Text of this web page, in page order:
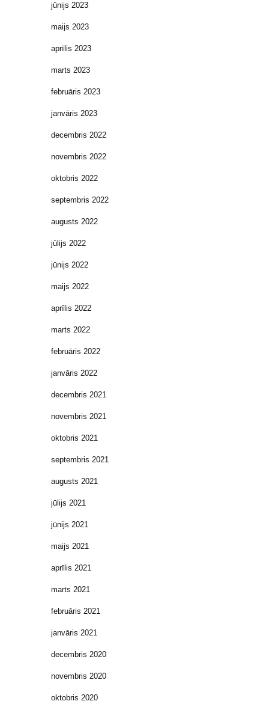
jūnijs 2023
maijs 2023
aprīlis 2023
marts 2023
februāris 2023
janvāris 2023
decembris 2022
novembris 2022
oktobris 2022
septembris 2022
augusts 2022
jūlijs 2022
jūnijs 2022
maijs 2022
aprīlis 2022
marts 2022
februāris 2022
janvāris 2022
decembris 2021
novembris 2021
oktobris 2021
septembris 2021
augusts 2021
jūlijs 2021
jūnijs 2021
maijs 2021
aprīlis 2021
marts 2021
februāris 2021
janvāris 2021
decembris 2020
novembris 2020
oktobris 2020